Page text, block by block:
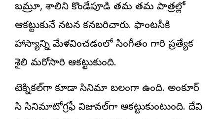
బమ్రూ, శాలిని కొండేపూడి తమ తమ పాత్రల్లో
ఆకట్టుకునే నటన కనబరిచారు. ఫాంటసీకి
హాస్యాన్ని మేళవించడంలో సింగీతం గారి ప్రత్యేక
శైలి మరోసారి ఆకట్టుకుంది.
టెక్నికల్‌గా కూడా సినిమా బలంగా ఉంది. అంకూర్
సి సినిమాటోగ్రఫీ విజువల్‌గా ఆకట్టుకుంటుంది. దేవి